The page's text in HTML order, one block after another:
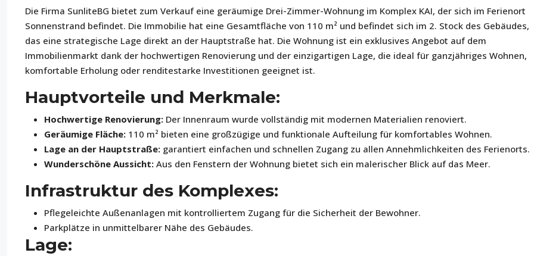
Die Firma SunliteBG bietet zum Verkauf eine geräumige Drei-Zimmer-Wohnung im Komplex KAI, der sich im Ferienort
Sonnenstrand befindet. Die Immobilie hat eine Gesamtfläche von 110 m² und befindet sich im 2. Stock des Gebäudes,
das eine strategische Lage direkt an der Hauptstraße hat. Die Wohnung ist ein exklusives Angebot auf dem
Immobilienmarkt dank der hochwertigen Renovierung und der einzigartigen Lage, die ideal für ganzjähriges Wohnen,
komfortable Erholung oder renditestarke Investitionen geeignet ist.
Hauptvorteile und Merkmale:
Hochwertige Renovierung: Der Innenraum wurde vollständig mit modernen Materialien renoviert.
Geräumige Fläche: 110 m² bieten eine großzügige und funktionale Aufteilung für komfortables Wohnen.
Lage an der Hauptstraße: garantiert einfachen und schnellen Zugang zu allen Annehmlichkeiten des Ferienorts.
Wunderschöne Aussicht: Aus den Fenstern der Wohnung bietet sich ein malerischer Blick auf das Meer.
Infrastruktur des Komplexes:
Pflegeleichte Außenanlagen mit kontrolliertem Zugang für die Sicherheit der Bewohner.
Parkplätze in unmittelbarer Nähe des Gebäudes.
Lage: